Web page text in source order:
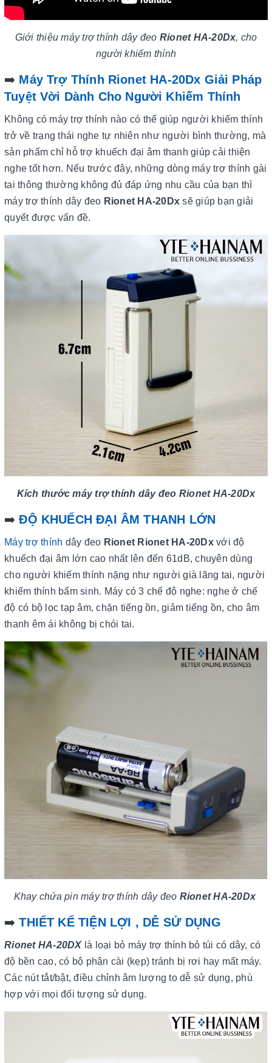
Giới thiệu máy trợ thính dây đeo Rionet HA-20Dx, cho
người khiếm thính
➡️ Máy Trợ Thính Rionet HA-20Dx Giải Pháp
Tuyệt Vời Dành Cho Người Khiếm Thính
Không có máy trợ thính nào có thể giúp người khiếm thính
trở về trạng thái nghe tự nhiên như người bình thường, mà
sản phẩm chỉ hỗ trợ khuếch đại âm thanh giúp cải thiện
nghe tốt hơn. Nếu trước đây, những dòng máy trợ thính gài
tai thông thường không đủ đáp ứng nhu cầu của bạn thì
máy trợ thính dây đeo Rionet HA-20Dx sẽ giúp bạn giải
quyết được vấn đề.
Kích thước máy trợ thính dây đeo Rionet HA-20Dx
➡️ĐỘ KHUẾCH ĐẠI ÂM THANH LỚN
Máy trợ thính dây đeo Rionet Rionet HA-20Dxvới độ
khuếch đại âm lớn cao nhất lên đến 61dB, chuyên dùng
cho người khiếm thính nặng như người già lãng tai, người
khiếm thính bẩm sinh. Máy có 3 chế độ nghe: nghe ở chế
độ có bộ lọc tạp âm, chặn tiếng ồn, giảm tiếng ồn, cho âm
thanh êm ái không bị chói tai.
Khay chứa pin máy trợ thính dây đeo Rionet HA-20Dx
➡️THIẾT KẾ TIỆN LỢI , DỄ SỬ DỤNG
Rionet HA-20DX là loại bỏ máy trợ thính bỏ túi có dây, có
độ bền cao, có bộ phận cài (kẹp) tránh bị rơi hay mất máy.
Các nút tắt/bật, điều chỉnh âm lượng to dễ sử dụng, phù
hợp với mọi đối tượng sử dụng.